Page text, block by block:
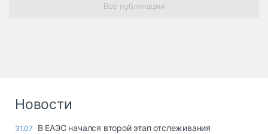
Все публикации
Новости
31.07
В ЕАЭС начался второй этап отслеживания